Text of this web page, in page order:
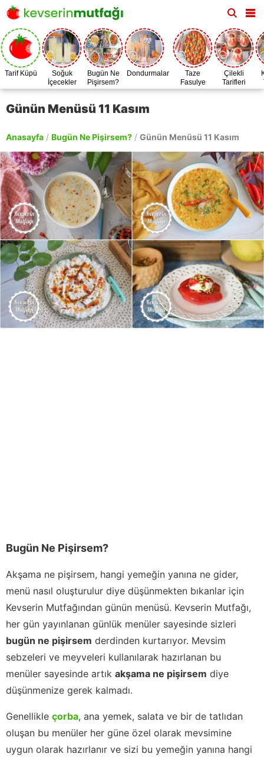
Tarif Küpü
Soğuk
İçecekler
Bugün Ne
Pişirsem?
Dondurmalar
Taze
Fasulye
Zamanı
Çilekli
Tarifleri
Günün Menüsü 11 Kasım
Anasayfa / Bugün Ne Pişirsem? / Günün Menüsü 11 Kasım
Bugün Ne Pişirsem?
Akşama ne pişirsem, hangi yemeğin yanına ne gider,
menü nasıl oluşturulur diye düşünmekten bıkanlar için
Kevserin Mutfağından günün menüsü. Kevserin Mutfağı,
her gün yayınlanan günlük menüler sayesinde sizleri
bugün ne pişirsem derdinden kurtarıyor. Mevsim
sebzeleri ve meyveleri kullanılarak hazırlanan bu
menüler sayesinde artık akşama ne pişirsem diye
düşünmenize gerek kalmadı.
Genellikle çorba, ana yemek, salata ve bir de tatlıdan
oluşan bu menüler her güne özel olarak mevsimine
uygun olarak hazırlanır ve sizi bu yemeğin yanına hangi